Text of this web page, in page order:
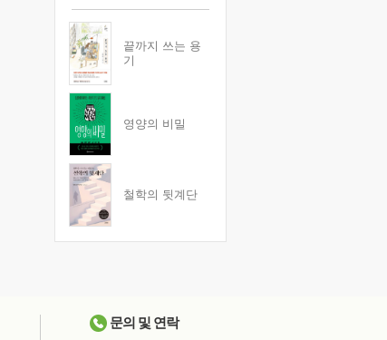
끝까지 쓰는 용
기
영양의 비밀
철학의 뒷계단
문의 및 연락